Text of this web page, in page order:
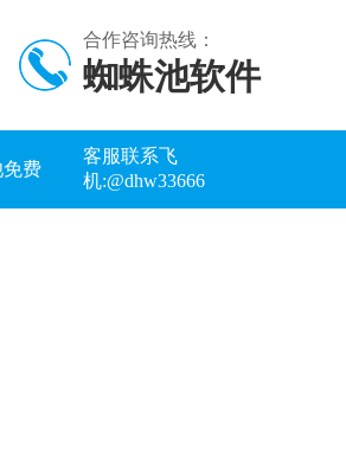
合作咨询热线：
蜘蛛池软件
费
客服联系飞
机:@dhw33666